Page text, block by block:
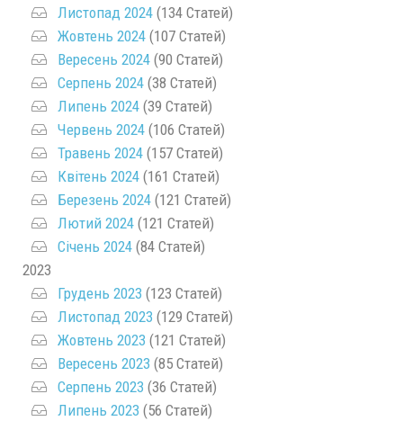
Листопад 2024 (134 Статей)
Жовтень 2024 (107 Статей)
Вересень 2024 (90 Статей)
Серпень 2024 (38 Статей)
Липень 2024 (39 Статей)
Червень 2024 (106 Статей)
Травень 2024 (157 Статей)
Квітень 2024 (161 Статей)
Березень 2024 (121 Статей)
Лютий 2024 (121 Статей)
Січень 2024 (84 Статей)
2023
Грудень 2023 (123 Статей)
Листопад 2023 (129 Статей)
Жовтень 2023 (121 Статей)
Вересень 2023 (85 Статей)
Серпень 2023 (36 Статей)
Липень 2023 (56 Статей)